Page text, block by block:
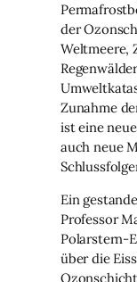
der
Weltmeere,
Zunahme
ist eine
auch neue
Ein
Professor
Polarstern-
über die